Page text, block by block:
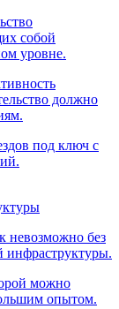
собой
уровне.
должно
под ключ с
невозможно без
инфраструктуры.
можно
опытом.